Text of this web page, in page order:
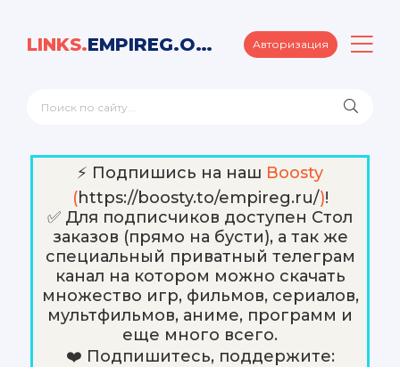
LINKS.EMPIREG.ORG Авторизация
⚡️ Подпишись на наш Boosty
(https://boosty.to/empireg.ru/)!
✅ Для подписчиков доступен Стол
заказов (прямо на бусти), а так же
специальный приватный телеграм
канал на котором можно скачать
множество игр, фильмов, сериалов,
мультфильмов, аниме, программ и
еще много всего.
❤️ Подпишитесь, поддержите: